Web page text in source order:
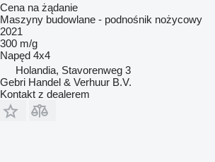
Cena na żądanie
Maszyny budowlane - podnośnik nożycowy
2021
300 m/g
Napęd 4x4
Holandia, Stavorenweg 3
Gebri Handel & Verhuur B.V.
Kontakt z dealerem